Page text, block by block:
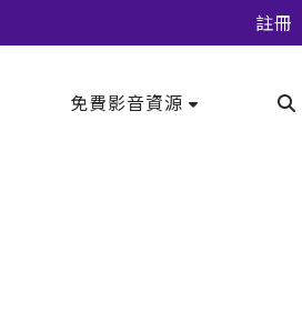
註冊
免費影音資源